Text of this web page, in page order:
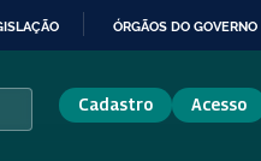
ÓRGÃOS DO GOVERNO
Cadastro Acesso